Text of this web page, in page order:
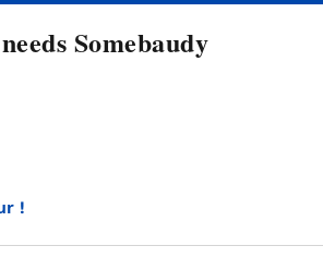
Somebaudy
!